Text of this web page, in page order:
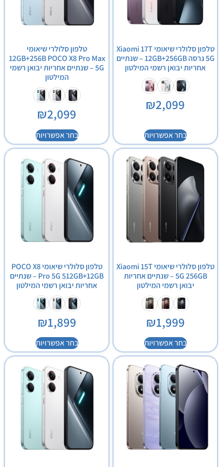
טלפון סלולרי שיאומי Xiaomi 17T
5G גרסה 12GB+256GB – שנתיים
אחריות יבואן רשמי המילטון
₪2,099
בחר אפשרויות
טלפון סלולרי שיאומי
12GB+256B POCO X8 Pro Max
5G – שנתיים אחריות יבואן רשמי
המילטון
₪2,099
בחר אפשרויות
טלפון סלולרי שיאומי Xiaomi 15T
5G 256GB – שנתיים אחריות
יבואן רשמי המילטון
₪1,999
בחר אפשרויות
טלפון סלולרי שיאומי POCO X8
Pro 5G 512GB+12GB – שנתיים
אחריות יבואן רשמי המילטון
₪1,899
בחר אפשרויות